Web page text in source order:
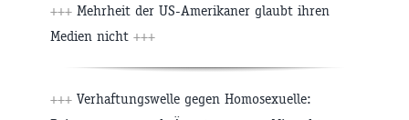
+++ Mehrheit der US-Amerikaner glaubt ihren
Medien nicht +++
+++ Verhaftungswelle gegen Homosexuelle: